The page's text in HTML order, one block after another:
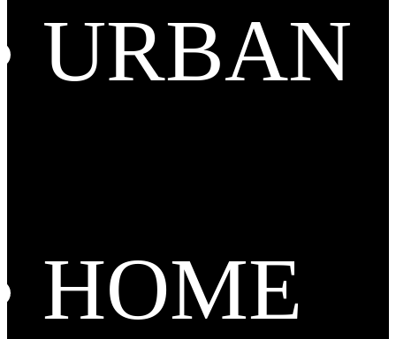
URBAN
HOME